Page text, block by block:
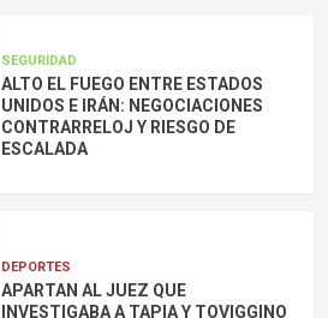
SEGURIDAD
ALTO EL FUEGO ENTRE ESTADOS
UNIDOS E IRÁN: NEGOCIACIONES
CONTRARRELOJ Y RIESGO DE
ESCALADA
DEPORTES
APARTAN AL JUEZ QUE
INVESTIGABA A TAPIA Y TOVIGGINO